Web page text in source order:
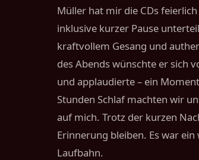
Müller hat mir die CDs
inklusive kurzer Pause
kraftvollem Gesang und
des Abends wünschte er sich
und applaudierte – ein
Stunden Schlaf machten wir
auf mich. Trotz der kurzen
Erinnerung bleiben. Es war
Laufbahn.